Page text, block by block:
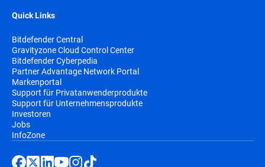
Quick Links
Bitdefender Central
Gravityzone Cloud Control Center
Bitdefender Cyberpedia
Partner Advantage Network Portal
Markenportal
Support für Privatanwenderprodukte
Support für Unternehmensprodukte
Investoren
Jobs
InfoZone